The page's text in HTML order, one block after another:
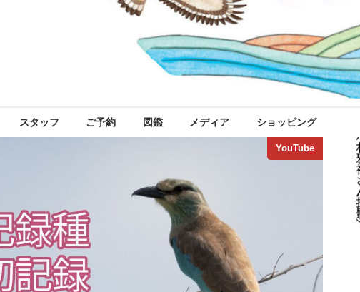
スタッフ ご予約 図鑑 メディア ショッピング
YouTube